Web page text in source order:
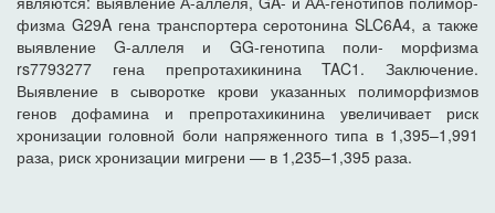
физма G29A гена транспортера серотонина SLC6A4, а также
выявление G-аллеля и GG-генотипа поли- морфизма
rs7793277 гена препротахикинина TAC1. Заключение.
Выявление в сыворотке крови указанных полиморфизмов
генов дофамина и препротахикинина увеличивает риск
хронизации головной боли напряженного типа в 1,395–1,991
раза, риск хронизации мигрени — в 1,235–1,395 раза.